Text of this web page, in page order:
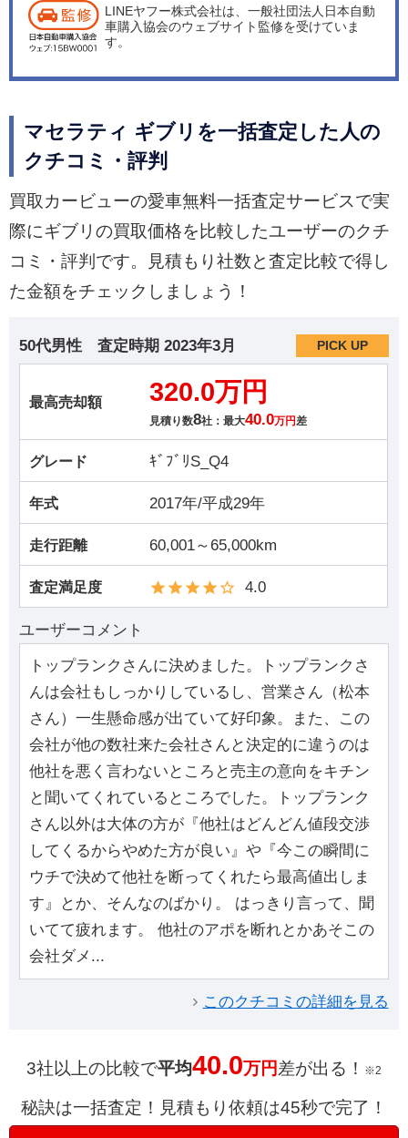
LINEヤフー株式会社は、一般社団法人日本自動
車購入協会のウェブサイト監修を受けていま
す。
マセラティ ギブリを一括査定した人の
クチコミ・評判
買取カービューの愛車無料一括査定サービスで実
際にギブリの買取価格を比較したユーザーのクチ
コミ・評判です。見積もり社数と査定比較で得し
た金額をチェックしましょう！
50代男性 査定時期 2023年3月 PICK UP
最高売却額 320.0万円
見積り数8社：最大40.0万円差
グレード ｷﾞﾌﾞﾘS_Q4
年式 2017年/平成29年
走行距離 60,001～65,000km
査定満足度 4.0
ユーザーコメント
トップランクさんに決めました。トップランクさ
んは会社もしっかりしているし、営業さん（松本
さん）一生懸命感が出ていて好印象。また、この
会社が他の数社来た会社さんと決定的に違うのは
他社を悪く言わないところと売主の意向をキチン
と聞いてくれているところでした。トップランク
さん以外は大体の方が『他社はどんどん値段交渉
してくるからやめた方が良い』や『今この瞬間に
ウチで決めて他社を断ってくれたら最高値出しま
す』とか、そんなのばかり。 はっきり言って、聞
いてて疲れます。 他社のアポを断れとかあそこの
会社ダメ...
このクチコミの詳細を見る
3社以上の比較で平均40.0万円差が出る！ ※2
秘訣は一括査定！見積もり依頼は45秒で完了！